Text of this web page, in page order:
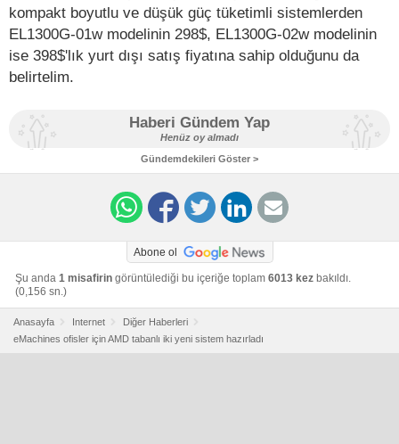
kompakt boyutlu ve düşük güç tüketimli sistemlerden
EL1300G-01w modelinin 298$, EL1300G-02w modelinin
ise 398$'lık yurt dışı satış fiyatına sahip olduğunu da
belirtelim.
Haberi Gündem Yap
Henüz oy almadı
Gündemdekileri Göster >
Abone ol
Şu anda 1 misafirin görüntülediği bu içeriğe toplam 6013 kez bakıldı.
(0,156 sn.)
Anasayfa Internet
Diğer Haberleri
eMachines ofisler için AMD tabanlı iki yeni sistem hazırladı